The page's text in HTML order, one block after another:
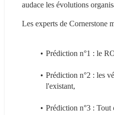
audace les évolutions
Les experts de Cornerstone
Prédiction n°1 : le
Prédiction n°2 : les
l'existant,
Prédiction n°3 : Tout